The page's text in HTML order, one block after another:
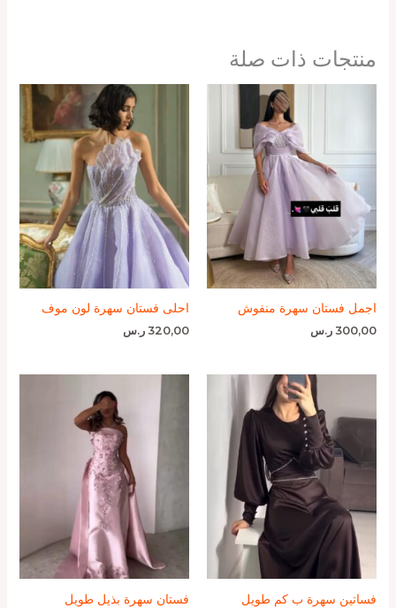
منتجات ذات صلة
اجمل فستان سهرة منفوش
300,00 ر.س
احلى فستان سهرة لون موف
320,00 ر.س
فساتين سهرة ب كم طويل فستان سهرة بذيل طويل